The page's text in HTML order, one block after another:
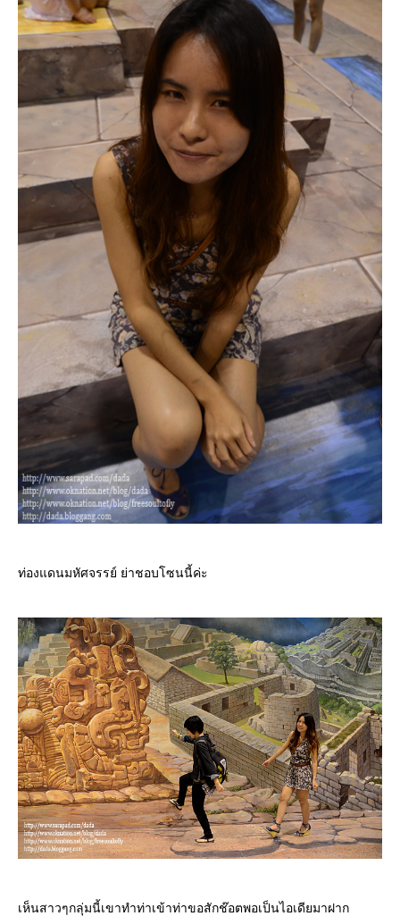
ท่องแดนมหัศจรรย์ ย่าชอบโซนนี้ค่ะ
เห็นสาวๆกลุ่มนี้เขาทำท่าเข้าท่าขอสักช๊อตพอเป็นไอเดียมาฝาก